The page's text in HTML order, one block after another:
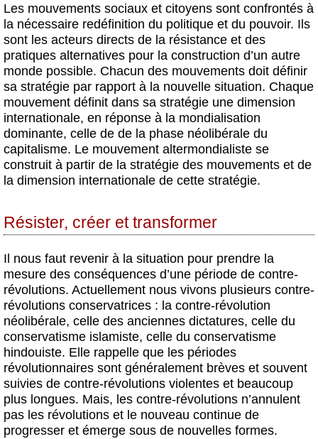
Les mouvements sociaux et citoyens sont confrontés à
la nécessaire redéfinition du politique et du pouvoir. Ils
sont les acteurs directs de la résistance et des
pratiques alternatives pour la construction d’un autre
monde possible. Chacun des mouvements doit définir
sa stratégie par rapport à la nouvelle situation. Chaque
mouvement définit dans sa stratégie une dimension
internationale, en réponse à la mondialisation
dominante, celle de de la phase néolibérale du
capitalisme. Le mouvement altermondialiste se
construit à partir de la stratégie des mouvements et de
la dimension internationale de cette stratégie.
Résister, créer et transformer
Il nous faut revenir à la situation pour prendre la
mesure des conséquences d’une période de contre-
révolutions. Actuellement nous vivons plusieurs contre-
révolutions conservatrices : la contre-révolution
néolibérale, celle des anciennes dictatures, celle du
conservatisme islamiste, celle du conservatisme
hindouiste. Elle rappelle que les périodes
révolutionnaires sont généralement brèves et souvent
suivies de contre-révolutions violentes et beaucoup
plus longues. Mais, les contre-révolutions n’annulent
pas les révolutions et le nouveau continue de
progresser et émerge sous de nouvelles formes.